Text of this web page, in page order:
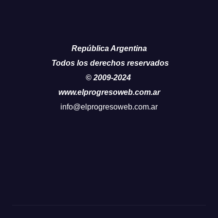
República Argentina
Todos los derechos reservados
© 2009-2024
www.elprogresoweb.com.ar
info@elprogresoweb.com.ar